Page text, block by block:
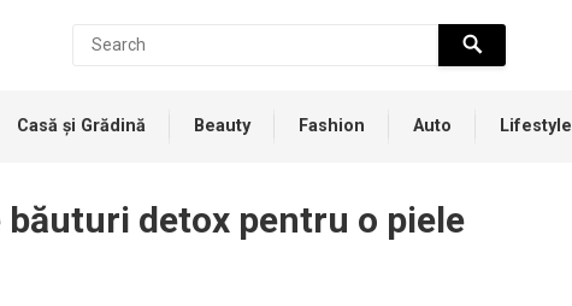
Casă și Grădină Beauty Fashion Auto Lifestyle
băuturi detox pentru o piele